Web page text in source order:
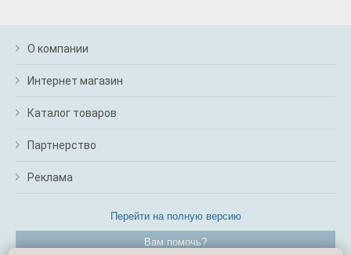
О компании
Интернет магазин
Каталог товаров
Партнерство
Реклама
Перейти на полную версию
Вам помочь?